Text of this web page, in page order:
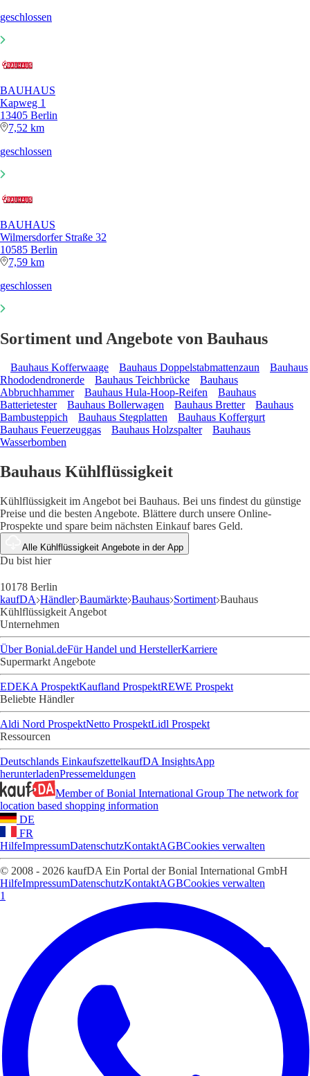
geschlossen
BAUHAUS
Kapweg 1
13405 Berlin
7,52 km
geschlossen
BAUHAUS
Wilmersdorfer Straße 32
10585 Berlin
7,59 km
geschlossen
Sortiment und Angebote von Bauhaus
Bauhaus Kofferwaage Bauhaus Doppelstabmattenzaun
Bauhaus
Rhododendronerde
Bauhaus Teichbrücke
Bauhaus
Abbruchhammer
Bauhaus Hula-Hoop-Reifen
Bauhaus
Batterietester
Bauhaus Bollerwagen Bauhaus Bretter
Bauhaus
Bambusteppich
Bauhaus Stegplatten
Bauhaus Koffergurt
Bauhaus Feuerzeuggas
Bauhaus Holzspalter
Bauhaus
Wasserbomben
Bauhaus Kühlflüssigkeit
Kühlflüssigkeit im Angebot bei Bauhaus. Bei uns findest du günstige
Preise und die besten Angebote. Blättere durch unsere Online-
Prospekte und spare beim nächsten Einkauf bares Geld.
Alle Kühlflüssigkeit Angebote in der App
Du bist hier
10178 Berlin
kaufDA Händler Baumärkte Bauhaus Sortiment Bauhaus
Kühlflüssigkeit Angebot
Unternehmen
Über Bonial.deFür Handel und HerstellerKarriere
Supermarkt Angebote
EDEKA ProspektKaufland ProspektREWE Prospekt
Beliebte Händler
Aldi Nord ProspektNetto ProspektLidl Prospekt
Ressourcen
Deutschlands EinkaufszettelkaufDA InsightsApp
herunterladenPressemeldungen
Member of Bonial International Group The network for
location based shopping information
DE
FR
HilfeImpressumDatenschutzKontaktAGBCookies verwalten
© 2008 - 2026 kaufDA Ein Portal der Bonial International GmbH
HilfeImpressumDatenschutzKontaktAGBCookies verwalten
1